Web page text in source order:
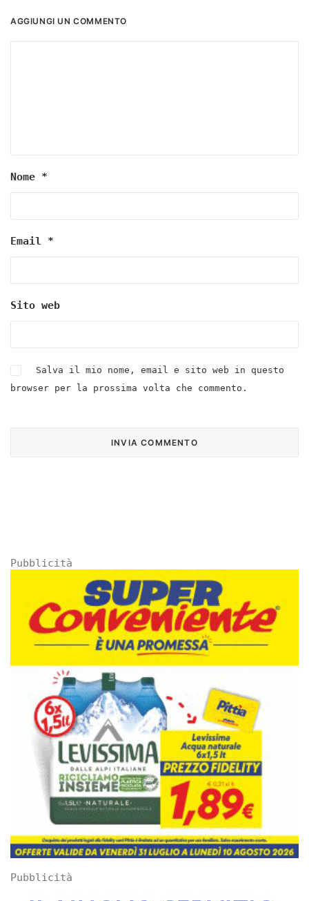
AGGIUNGI UN COMMENTO
Nome *
Email *
Sito web
Salva il mio nome, email e sito web in questo
browser per la prossima volta che commento.
Pubblicità
Pubblicità